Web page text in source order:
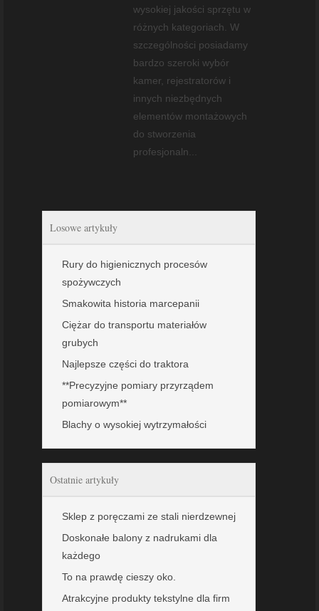
wysokiej jakości sprzętu w
różnych kategoriach. W
szczególności posiadamy
bardzo szeroki wybór
kamer, rejestratorów i
innych niezbędnych
elementów montażowych
do stworzenia
profesjonaln...
Losowe artykuły
Rury do higienicznych procesów
spożywczych
Smakowita historia marcepanii
Ciężar do transportu materiałów
grubych
Najlepsze części do traktora
**Precyzyjne pomiary przyrządem
pomiarowym**
Blachy o wysokiej wytrzymałości
Ostatnie artykuły
Sklep z poręczami ze stali nierdzewnej
Doskonałe balony z nadrukami dla
każdego
To na prawdę cieszy oko.
Atrakcyjne produkty tekstylne dla firm